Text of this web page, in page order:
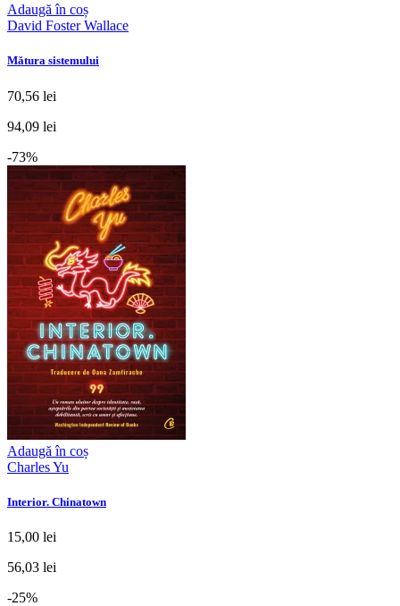
Adaugă în coș
David Foster Wallace
Mătura sistemului
70,56 lei
94,09 lei
-73%
Adaugă în coș
Charles Yu
Interior. Chinatown
15,00 lei
56,03 lei
-25%